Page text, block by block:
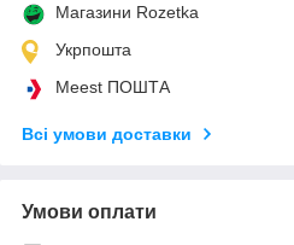
Магазини Rozetka
Укрпошта
Meest ПОШТА
Всі умови доставки
Умови оплати